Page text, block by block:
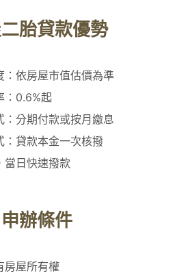
胎貸款優勢
：依房屋市值估價為準
：0.6%起
：分期付款或按月繳息
：貸款本金一次核撥
當日快速撥款
申辦條件
房屋所有權